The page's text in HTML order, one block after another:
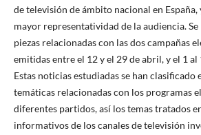
de televisión de ámbito nacional en España,
mayor representatividad de la audiencia.
piezas relacionadas con las dos campañas
emitidas entre el 12 y el 29 de abril, y el 1
Estas noticias estudiadas se han clasificado
temáticas relacionadas con los programas
diferentes partidos, así los temas tratados
informativos de los canales de televisión